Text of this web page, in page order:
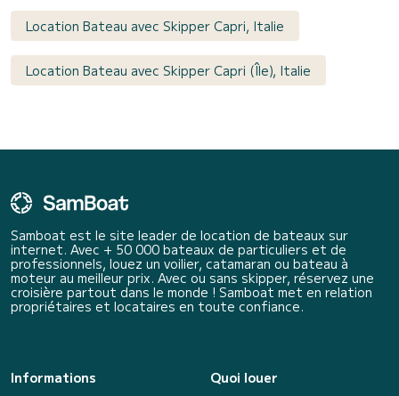
Location Bateau avec Skipper Capri, Italie
Location Bateau avec Skipper Capri (Île), Italie
Samboat est le site leader de location de bateaux sur
internet. Avec + 50 000 bateaux de particuliers et de
professionnels, louez un voilier, catamaran ou bateau à
moteur au meilleur prix. Avec ou sans skipper, réservez une
croisière partout dans le monde ! Samboat met en relation
propriétaires et locataires en toute confiance.
Informations
Quoi louer